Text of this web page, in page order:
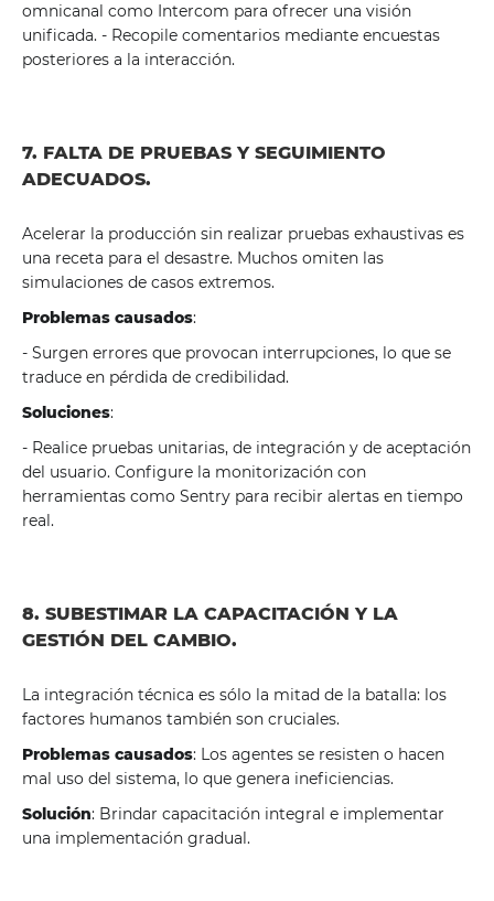
omnicanal como Intercom para ofrecer una visión
unificada. - Recopile comentarios mediante encuestas
posteriores a la interacción.
7. FALTA DE PRUEBAS Y SEGUIMIENTO
ADECUADOS.
Acelerar la producción sin realizar pruebas exhaustivas es
una receta para el desastre. Muchos omiten las
simulaciones de casos extremos.
Problemas causados:
- Surgen errores que provocan interrupciones, lo que se
traduce en pérdida de credibilidad.
Soluciones:
- Realice pruebas unitarias, de integración y de aceptación
del usuario. Configure la monitorización con
herramientas como Sentry para recibir alertas en tiempo
real.
8. SUBESTIMAR LA CAPACITACIÓN Y LA
GESTIÓN DEL CAMBIO.
La integración técnica es sólo la mitad de la batalla: los
factores humanos también son cruciales.
Problemas causados: Los agentes se resisten o hacen
mal uso del sistema, lo que genera ineficiencias.
Solución: Brindar capacitación integral e implementar
una implementación gradual.